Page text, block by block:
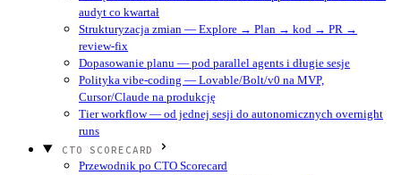
audyt co kwartał
Strukturyzacja zmian — Explore → Plan → kod → PR →
review-fix
Dopasowanie planu — pod parallel agents i długie sesje
Polityka vibe-coding — Lovable/Bolt/v0 na MVP,
Cursor/Claude na produkcję
Tier workflow — od jednej sesji do autonomicznych overnight
runs
CTO SCORECARD
Przewodnik po CTO Scorecard